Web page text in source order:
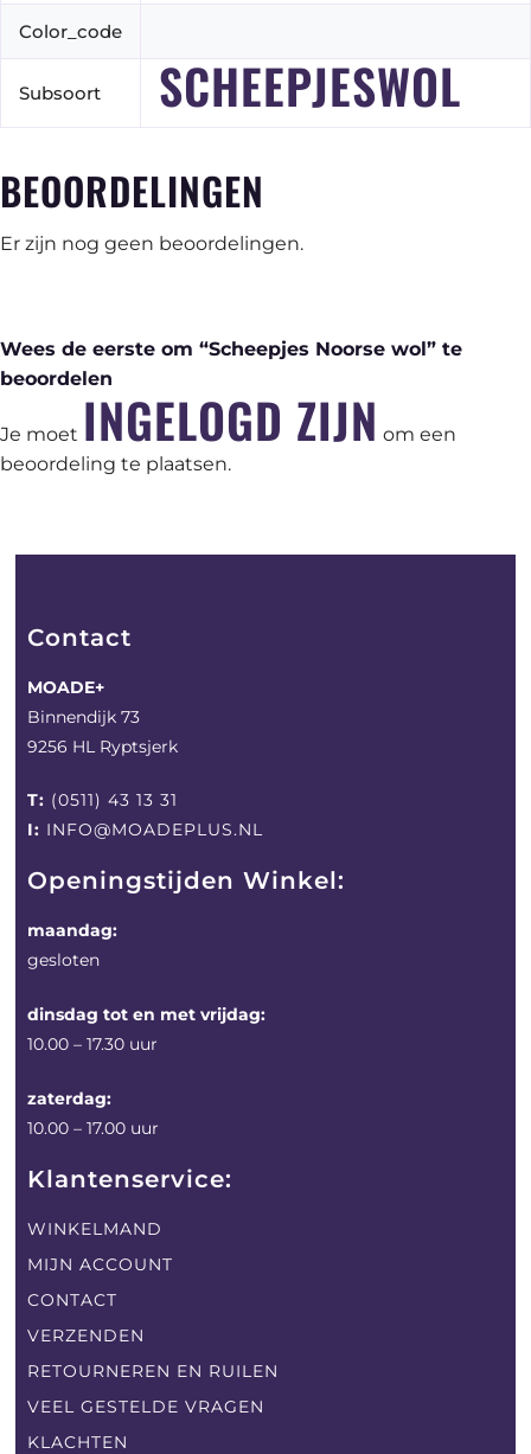
Color_code
Subsoort SCHEEPJESWOL
BEOORDELINGEN
Er zijn nog geen beoordelingen.
Wees de eerste om “Scheepjes Noorse wol” te
beoordelen
Je moet INGELOGD ZIJN om een
beoordeling te plaatsen.
Contact
MOADE+
Binnendijk 73
9256 HL Ryptsjerk
T: (0511) 43 13 31
I: INFO@MOADEPLUS.NL
Openingstijden Winkel:
maandag:
gesloten
dinsdag tot en met vrijdag:
10.00 – 17.30 uur
zaterdag:
10.00 – 17.00 uur
Klantenservice:
WINKELMAND
MIJN ACCOUNT
CONTACT
VERZENDEN
RETOURNEREN EN RUILEN
VEEL GESTELDE VRAGEN
KLACHTEN